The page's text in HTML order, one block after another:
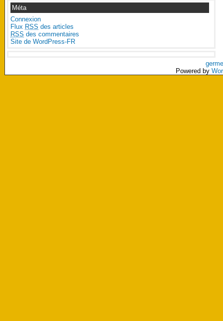
Méta
Connexion
Flux RSS des articles
RSS des commentaires
Site de WordPress-FR
Powered by